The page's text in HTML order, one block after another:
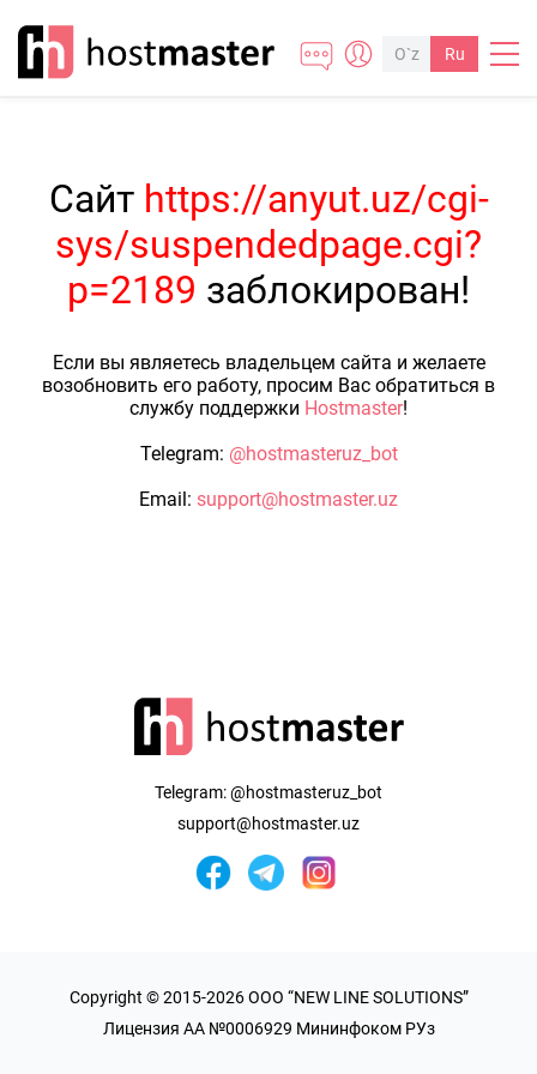
O`z Ru
Сайт https://anyut.uz/cgi-
sys/suspendedpage.cgi?
p=2189 заблокирован!
Если вы являетесь владельцем сайта и желаете
возобновить его работу, просим Вас обратиться в
службу поддержки Hostmaster!
Telegram: @hostmasteruz_bot
Email: support@hostmaster.uz
Telegram:@hostmasteruz_bot
support@hostmaster.uz
Copyright © 2015-2026 OOO “NEW LINE SOLUTIONS”
Лицензия AA №0006929 Мининфоком РУз